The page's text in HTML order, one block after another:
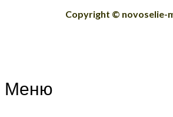
Copyright © novoselie-
Меню